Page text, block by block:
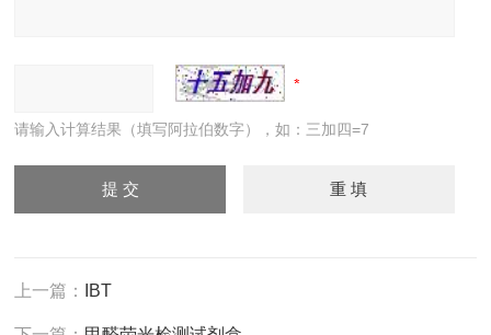
请输入计算结果（填写阿拉伯数字），如：三加四=7
上一篇： IBT